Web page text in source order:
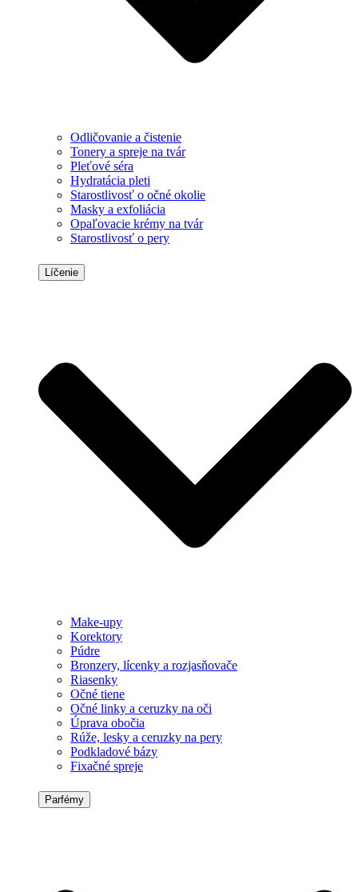
Odličovanie a čistenie
Tonery a spreje na tvár
Pleťové séra
Hydratácia pleti
Starostlivosť o očné okolie
Masky a exfoliácia
Opaľovacie krémy na tvár
Starostlivosť o pery
Líčenie
Make-upy
Korektory
Púdre
Bronzery, lícenky a rozjasňovače
Riasenky
Očné tiene
Očné linky a ceruzky na oči
Úprava obočia
Rúže, lesky a ceruzky na pery
Podkladové bázy
Fixačné spreje
Parfémy